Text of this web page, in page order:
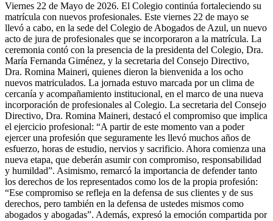
Viernes 22 de Mayo de 2026. El Colegio continúa fortaleciendo su
matrícula con nuevos profesionales. Este viernes 22 de mayo se
llevó a cabo, en la sede del Colegio de Abogados de Azul, un nuevo
acto de jura de profesionales que se incorporaron a la matrícula. La
ceremonia contó con la presencia de la presidenta del Colegio, Dra.
María Fernanda Giménez, y la secretaria del Consejo Directivo,
Dra. Romina Maineri, quienes dieron la bienvenida a los ocho
nuevos matriculados. La jornada estuvo marcada por un clima de
cercanía y acompañamiento institucional, en el marco de una nueva
incorporación de profesionales al Colegio. La secretaria del Consejo
Directivo, Dra. Romina Maineri, destacó el compromiso que implica
el ejercicio profesional: “A partir de este momento van a poder
ejercer una profesión que seguramente les llevó muchos años de
esfuerzo, horas de estudio, nervios y sacrificio. Ahora comienza una
nueva etapa, que deberán asumir con compromiso, responsabilidad
y humildad”. Asimismo, remarcó la importancia de defender tanto
los derechos de los representados como los de la propia profesión:
“Ese compromiso se refleja en la defensa de sus clientes y de sus
derechos, pero también en la defensa de ustedes mismos como
abogados y abogadas”. Además, expresó la emoción compartida por